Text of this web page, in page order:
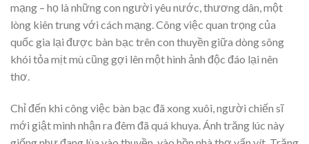
mạng – họ là những con người yêu nước, thương dân, một
lòng kiên trung với cách mạng. Công việc quan trọng của
quốc gia lại được bàn bạc trên con thuyền giữa dòng sông
khói tỏa mịt mù cũng gợi lên một hình ảnh độc đáo lại nên
thơ.
Chỉ đến khi công việc bàn bạc đã xong xuôi, người chiến sĩ
mới giật mình nhận ra đêm đã quá khuya. Ánh trăng lúc này